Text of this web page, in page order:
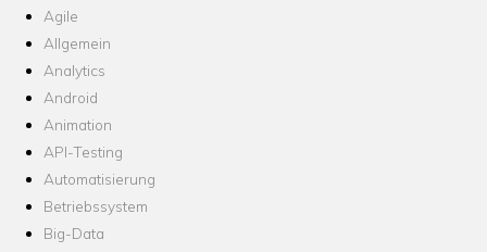
Agile
Allgemein
Analytics
Android
Animation
API-Testing
Automatisierung
Betriebssystem
Big-Data